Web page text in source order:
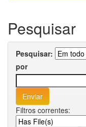
Pesquisar
Pesquisar:
por
Filtros correntes: